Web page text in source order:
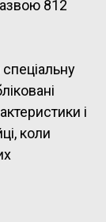
812
і
коли